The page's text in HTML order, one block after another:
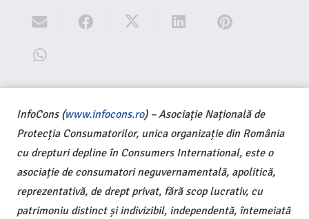
InfoCons (www.infocons.ro) – Asociație Națională de
Protecția Consumatorilor, unica organizație din România
cu drepturi depline în Consumers International, este o
asociație de consumatori neguvernamentală, apolitică,
reprezentativă, de drept privat, fără scop lucrativ, cu
patrimoniu distinct și indivizibil, independentă, întemeiată